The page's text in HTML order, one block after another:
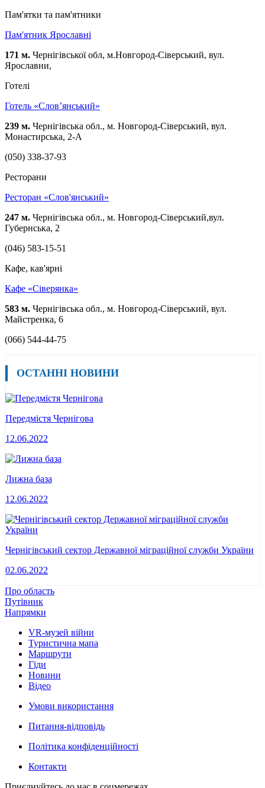
Пам'ятки та пам'ятники
Пам'ятник Ярославні
171 м. Чернігівської обл, м.Новгород-Сіверський, вул.
Ярославни,
Готелі
Готель «Слов’янський»
239 м. Чернігівська обл., м. Новгород-Сіверський, вул.
Монастирська, 2-А
(050) 338-37-93
Ресторани
Ресторан «Слов'янський»
247 м. Чернігівська обл., м. Новгород-Сіверський,вул.
Губернська, 2
(046) 583-15-51
Кафе, кав'ярні
Кафе «Сіверянка»
583 м. Чернігівська обл., м. Новгород-Сіверський, вул.
Майстренка, 6
(066) 544-44-75
ОСТАННІ НОВИНИ
Передмістя Чернігова
12.06.2022
Лижна база
12.06.2022
Чернігівський сектор Державної міграційної служби України
02.06.2022
Про область
Путівник
Напрямки
VR-музей війни
Туристична мапа
Маршрути
Гіди
Новини
Відео
Умови використання
Питання-відповідь
Політика конфіденційності
Контакти